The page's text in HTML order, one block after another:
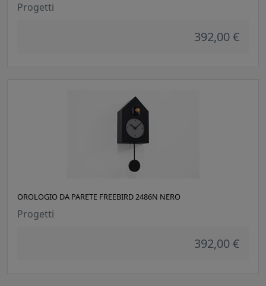
Progetti
392,00 €
OROLOGIO DA PARETE FREEBIRD 2486N NERO
Progetti
392,00 €